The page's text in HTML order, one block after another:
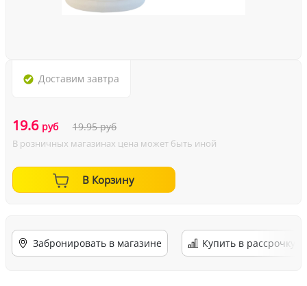
Доставим завтра
19.6 руб 19.95руб
В розничных магазинах цена может быть иной
В Корзину
Забронировать в магазине Купить в рассрочку